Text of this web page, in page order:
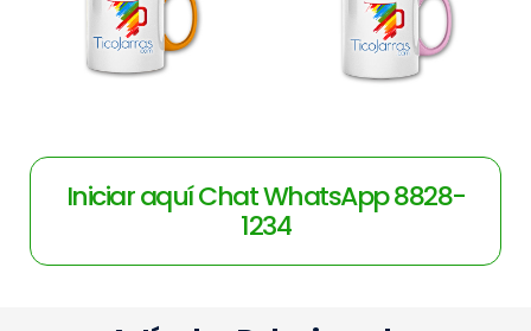
Iniciar aquí Chat WhatsApp 8828-
1234